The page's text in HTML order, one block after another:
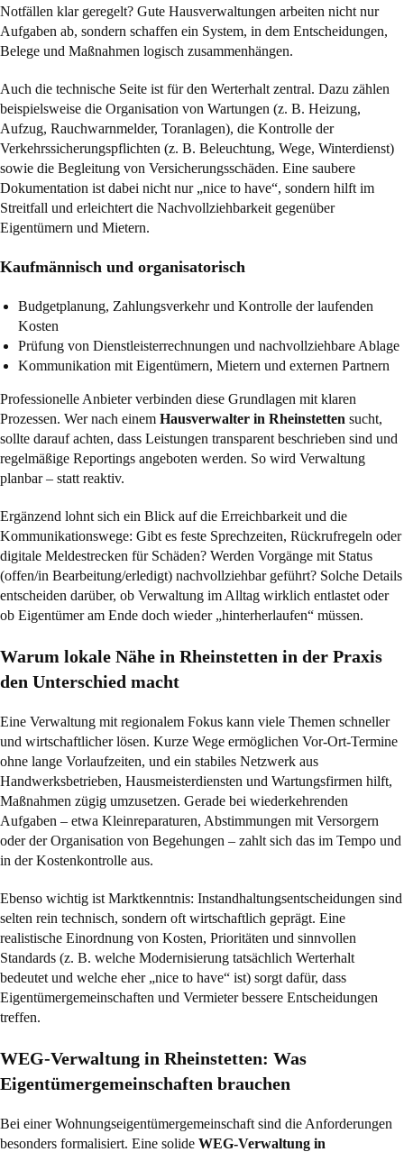
Notfällen klar geregelt? Gute Hausverwaltungen arbeiten nicht nur
Aufgaben ab, sondern schaffen ein System, in dem Entscheidungen,
Belege und Maßnahmen logisch zusammenhängen.
Auch die technische Seite ist für den Werterhalt zentral. Dazu zählen
beispielsweise die Organisation von Wartungen (z. B. Heizung,
Aufzug, Rauchwarnmelder, Toranlagen), die Kontrolle der
Verkehrssicherungspflichten (z. B. Beleuchtung, Wege, Winterdienst)
sowie die Begleitung von Versicherungsschäden. Eine saubere
Dokumentation ist dabei nicht nur „nice to have“, sondern hilft im
Streitfall und erleichtert die Nachvollziehbarkeit gegenüber
Eigentümern und Mietern.
Kaufmännisch und organisatorisch
Budgetplanung, Zahlungsverkehr und Kontrolle der laufenden
Kosten
Prüfung von Dienstleisterrechnungen und nachvollziehbare Ablage
Kommunikation mit Eigentümern, Mietern und externen Partnern
Professionelle Anbieter verbinden diese Grundlagen mit klaren
Prozessen. Wer nach einem Hausverwalter in Rheinstetten sucht,
sollte darauf achten, dass Leistungen transparent beschrieben sind und
regelmäßige Reportings angeboten werden. So wird Verwaltung
planbar – statt reaktiv.
Ergänzend lohnt sich ein Blick auf die Erreichbarkeit und die
Kommunikationswege: Gibt es feste Sprechzeiten, Rückrufregeln oder
digitale Meldestrecken für Schäden? Werden Vorgänge mit Status
(offen/in Bearbeitung/erledigt) nachvollziehbar geführt? Solche Details
entscheiden darüber, ob Verwaltung im Alltag wirklich entlastet oder
ob Eigentümer am Ende doch wieder „hinterherlaufen“ müssen.
Warum lokale Nähe in Rheinstetten in der Praxis
den Unterschied macht
Eine Verwaltung mit regionalem Fokus kann viele Themen schneller
und wirtschaftlicher lösen. Kurze Wege ermöglichen Vor-Ort-Termine
ohne lange Vorlaufzeiten, und ein stabiles Netzwerk aus
Handwerksbetrieben, Hausmeisterdiensten und Wartungsfirmen hilft,
Maßnahmen zügig umzusetzen. Gerade bei wiederkehrenden
Aufgaben – etwa Kleinreparaturen, Abstimmungen mit Versorgern
oder der Organisation von Begehungen – zahlt sich das im Tempo und
in der Kostenkontrolle aus.
Ebenso wichtig ist Marktkenntnis: Instandhaltungsentscheidungen sind
selten rein technisch, sondern oft wirtschaftlich geprägt. Eine
realistische Einordnung von Kosten, Prioritäten und sinnvollen
Standards (z. B. welche Modernisierung tatsächlich Werterhalt
bedeutet und welche eher „nice to have“ ist) sorgt dafür, dass
Eigentümergemeinschaften und Vermieter bessere Entscheidungen
treffen.
WEG-Verwaltung in Rheinstetten: Was
Eigentümergemeinschaften brauchen
Bei einer Wohnungseigentümergemeinschaft sind die Anforderungen
besonders formalisiert. Eine solide WEG-Verwaltung in